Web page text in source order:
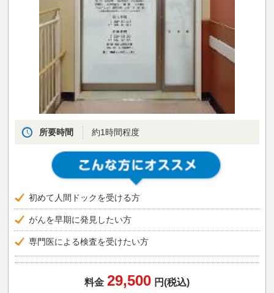
所要時間 約1時間程度
初めて人間ドックを受ける方
がんを早期に発見したい方
専門医による検査を受けたい方
料金 29,500 円(税込)